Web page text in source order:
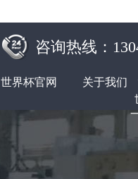
咨询热线：
世界杯官网 关于我们